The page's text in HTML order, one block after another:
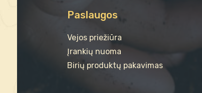
Paslaugos
Vejos priežiūra
Įrankių nuoma
Birių produktų pakavimas